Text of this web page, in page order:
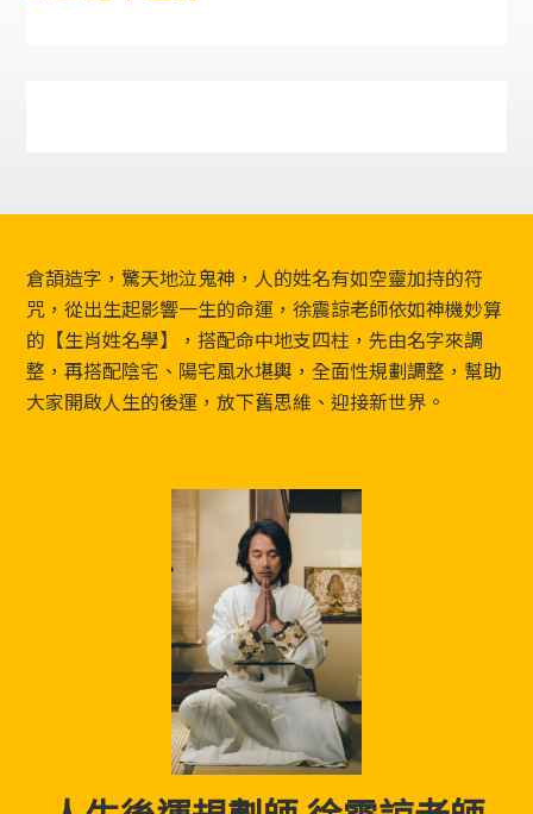
Footer
倉頡造字，驚天地泣鬼神，人的姓名有如空靈加持的符
咒，從出生起影響一生的命運，徐震諒老師依如神機妙算
的【生肖姓名學】，搭配命中地支四柱，先由名字來調
整，再搭配陰宅、陽宅風水堪輿，全面性規劃調整，幫助
大家開啟人生的後運，放下舊思維、迎接新世界。